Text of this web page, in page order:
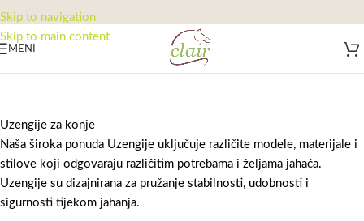
Skip to navigation
Skip to main content
MENI
Uzengije za konje
Naša široka ponuda Uzengije uključuje različite modele, materijale i
stilove koji odgovaraju različitim potrebama i željama jahača.
Uzengije su dizajnirana za pružanje stabilnosti, udobnosti i
sigurnosti tijekom jahanja.